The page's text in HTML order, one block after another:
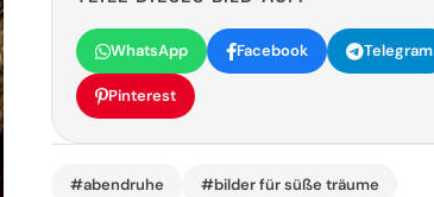
WhatsApp Facebook Telegram
Pinterest
#abendruhe #bilder für süße träume